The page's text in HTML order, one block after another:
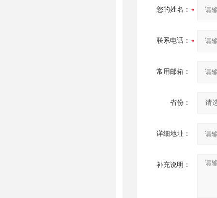
您的姓名：
联系电话：
常用邮箱：
省份：
详细地址：
补充说明：